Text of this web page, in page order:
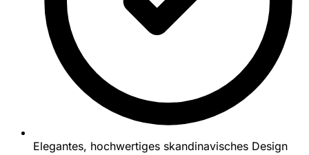
Elegantes, hochwertiges skandinavisches Design